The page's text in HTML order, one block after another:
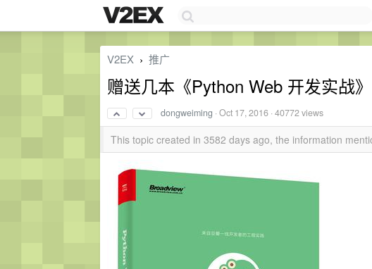
V2EX › 推广
赠送几本《Python Web 开发实战》
dongweiming ·Oct 17, 2016 · 40772 views
This topic created in 3582 days ago, the information